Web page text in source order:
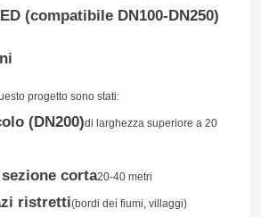
(compatibile DN100-DN250)
progetto sono stati:
(DN200)di larghezza superiore a 20
corta20-40 metri
ristretti(bordi dei fiumi, villaggi)